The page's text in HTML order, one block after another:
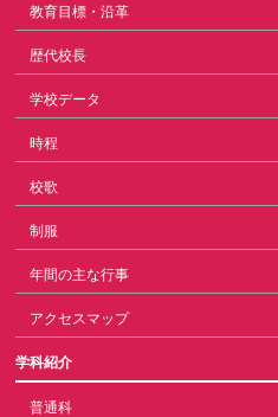
教育目標・沿革
歴代校長
学校データ
時程
校歌
制服
年間の主な行事
アクセスマップ
学科紹介
普通科